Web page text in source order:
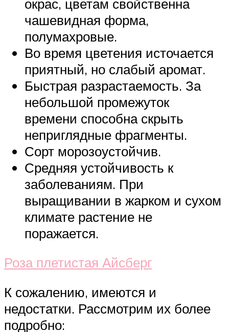
окрас, цветам свойственна
чашевидная форма,
полумахровые.
Во время цветения источается
приятный, но слабый аромат.
Быстрая разрастаемость. За
небольшой промежуток
времени способна скрыть
неприглядные фрагменты.
Сорт морозоустойчив.
Средняя устойчивость к
заболеваниям. При
выращивании в жарком и сухом
климате растение не
поражается.
Роза плетистая Айсберг
К сожалению, имеются и
недостатки. Рассмотрим их более
подробно: